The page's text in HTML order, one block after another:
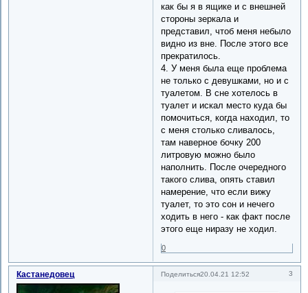
как бы я в ящике и с внешней
стороны зеркала и
представил, чтоб меня небыло
видно из вне. После этого все
прекратилось.
4. У меня была еще проблема
не только с девушками, но и с
туалетом. В сне хотелось в
туалет и искал место куда бы
помочиться, когда находил, то
с меня столько сливалось,
там наверное бочку 200
литровую можно было
наполнить. После очередного
такого слива, опять ставил
намерение, что если вижу
туалет, то это сон и нечего
ходить в него - как факт после
этого еще ниразу не ходил.
0
Поделиться 3
20.04.21 12:52
Кастанедовец